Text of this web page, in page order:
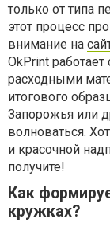
только от типа
этот процесс
внимание на
OkPrint
расходными
итогового
Запорожья или
волноваться.
и красочной
получите!
Как
кружках?